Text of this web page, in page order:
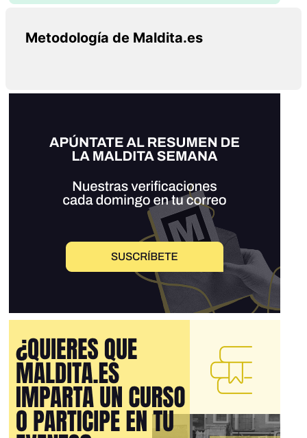
Metodología de Maldita.es